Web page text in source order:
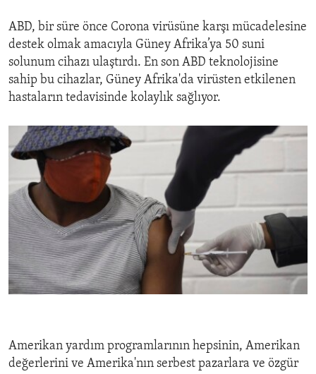
ABD, bir süre önce Corona virüsüne karşı mücadelesine
destek olmak amacıyla Güney Afrika’ya 50 suni
solunum cihazı ulaştırdı. En son ABD teknolojisine
sahip bu cihazlar, Güney Afrika'da virüsten etkilenen
hastaların tedavisinde kolaylık sağlıyor.
Amerikan yardım programlarının hepsinin, Amerikan
değerlerini ve Amerika'nın serbest pazarlara ve özgür